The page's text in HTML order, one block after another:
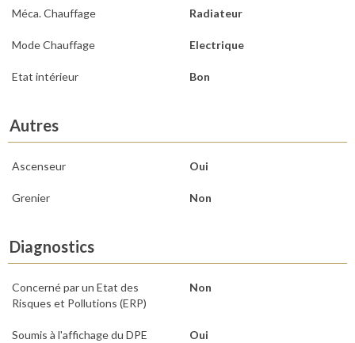
Méca. Chauffage Radiateur
Mode Chauffage Electrique
Etat intérieur Bon
Autres
Ascenseur Oui
Grenier Non
Diagnostics
Concerné par un Etat des
Risques et Pollutions (ERP)
Non
Soumis à l'affichage du DPE Oui